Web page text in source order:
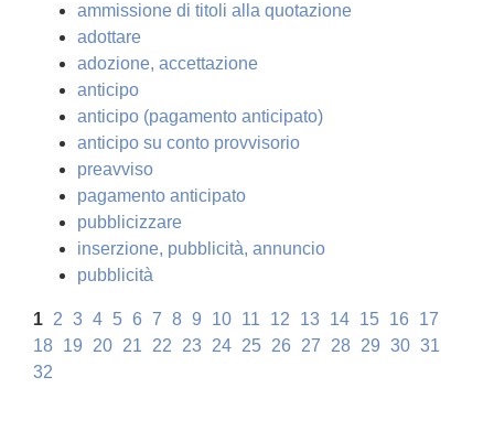
ammissione di titoli alla quotazione
adottare
adozione, accettazione
anticipo
anticipo (pagamento anticipato)
anticipo su conto provvisorio
preavviso
pagamento anticipato
pubblicizzare
inserzione, pubblicità, annuncio
pubblicità
1 2 3 4 5 6 7 8 9 10 11 12 13 14 15 16
17
18 19 20 21 22 23 24 25 26 27 28 29 30 31
32